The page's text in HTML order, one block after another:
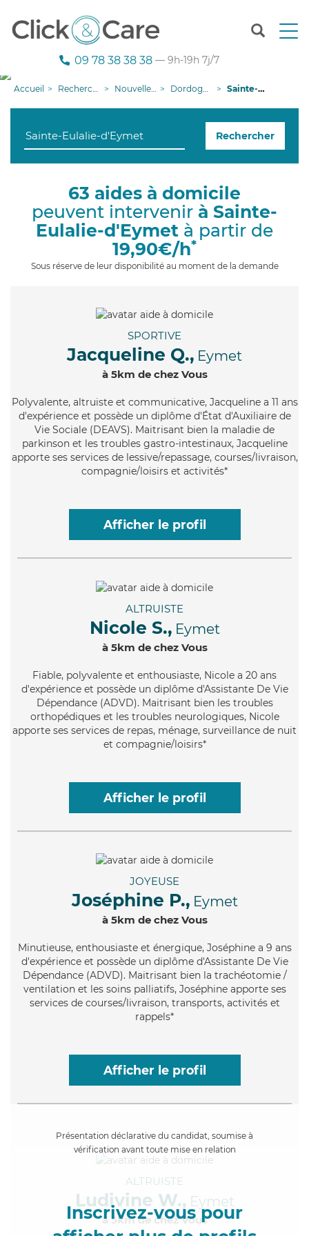
T
n
g
09 78 38 38 38 — 9h-19h 7j/7
Accueil Recherche aide à domicile Nouvelle-Aquitaine Dordogne Sainte-Eulalie-d'Eymet
Rechercher
63 aides à domicile
peuvent intervenir à Sainte-
Eulalie-d'Eymet à partir de
19,90€/h*
Sous réserve de leur disponibilité au moment de la demande
SPORTIVE
Jacqueline Q., Eymet
à 5km de chez Vous
Polyvalente, altruiste et communicative, Jacqueline a 11 ans
d'expérience et possède un diplôme d'État d'Auxiliaire de
Vie Sociale (DEAVS). Maitrisant bien la maladie de
parkinson et les troubles gastro-intestinaux, Jacqueline
apporte ses services de lessive/repassage, courses/livraison,
compagnie/loisirs et activités*
Afficher le profil
ALTRUISTE
Nicole S., Eymet
à 5km de chez Vous
Fiable, polyvalente et enthousiaste, Nicole a 20 ans
d'expérience et possède un diplôme d'Assistante De Vie
Dépendance (ADVD). Maitrisant bien les troubles
orthopédiques et les troubles neurologiques, Nicole
apporte ses services de repas, ménage, surveillance de nuit
et compagnie/loisirs*
Afficher le profil
JOYEUSE
Joséphine P., Eymet
à 5km de chez Vous
Minutieuse, enthousiaste et énergique, Joséphine a 9 ans
d'expérience et possède un diplôme d'Assistante De Vie
Dépendance (ADVD). Maitrisant bien la trachéotomie /
ventilation et les soins palliatifs, Joséphine apporte ses
services de courses/livraison, transports, activités et
rappels*
Afficher le profil
Présentation déclarative du candidat, soumise à
vérification avant toute mise en relation
Inscrivez-vous pour
ALTRUISTE
Ludivine W., Eymet
à 5km de chez Vous